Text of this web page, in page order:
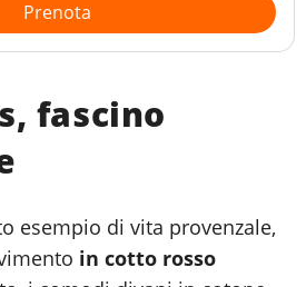
Prenota
fascino
esempio di vita provenzale,
in cotto rosso